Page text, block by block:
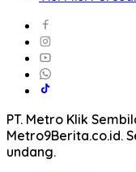
PT. Metro Klik
Metro9Berita.co.id.
undang.